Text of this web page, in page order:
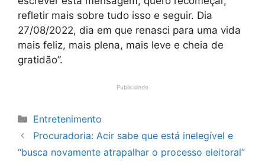
refletir mais sobre tudo isso e seguir. Dia
27/08/2022, dia em que renasci para uma vida
mais feliz, mais plena, mais leve e cheia de
gratidão”.
Publicidade
Categorias
Entretenimento
Procuradoria: Acir sabe que está inelegível e
“busca novamente atrapalhar o processo eleitoral”